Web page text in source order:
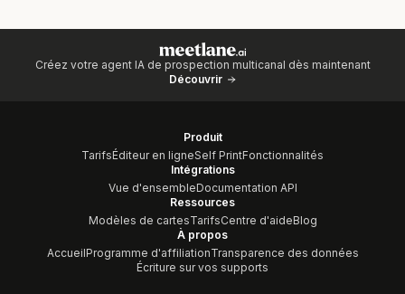
Créez votre agent IA de prospection multicanal dès maintenant
Découvrir
Produit
TarifsÉditeur en ligneSelf PrintFonctionnalités
Intégrations
Vue d'ensembleDocumentation API
Ressources
Modèles de cartesTarifsCentre d'aideBlog
À propos
AccueilProgramme d'affiliationTransparence des données
Écriture sur vos supports